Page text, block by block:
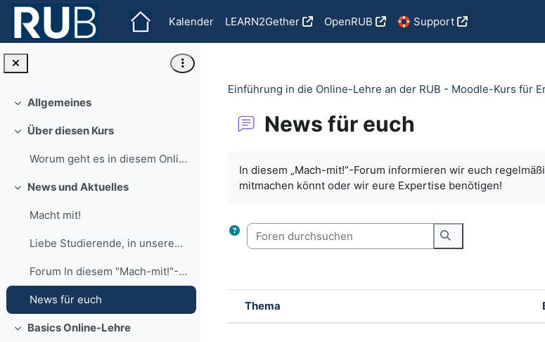
Zum Hauptinhalt
Kalender
LEARN2Gether OpenRUB 🛟 Support
Einklappen
Allgemeines
Einklappen
Über diesen Kurs
Worum geht es in diesem Online-Kurs? Hier dreht si...
Einklappen
News und Aktuelles
Macht mit!
Liebe Studierende, in unserem Forum "News für euch...
Forum In diesem "Mach-mit!"-Forum informieren wir ...
News für euch
Einklappen
Basics Online-Lehre
Einführung in die Online-Lehre an der RUB - Moodle-Kurs für
News für euch
In diesem „Mach-mit!“-Forum informieren wir euch
mitmachen könnt oder wir eure Expertise benötigen!
Foren durchsuchen
Foren durchsuchen
Status
Thema